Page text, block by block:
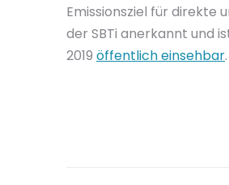
Emissionsziel für direkte
der SBTi anerkannt und
2019 öffentlich einsehbar.